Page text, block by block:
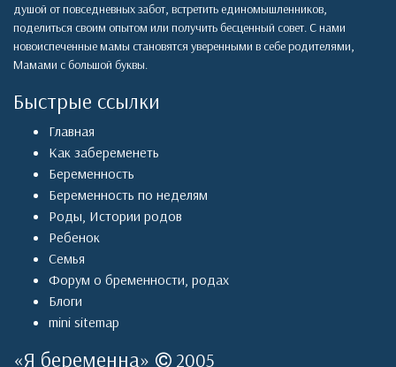
душой от повседневных забот, встретить единомышленников,
поделиться своим опытом или получить бесценный совет. С нами
новоиспеченные мамы становятся уверенными в себе родителями,
Мамами с большой буквы.
Быстрые ссылки
Главная
Как забеременеть
Беременность
Беременность по неделям
Роды, Истории родов
Ребенок
Семья
Форум о бременности, родах
Блоги
mini sitemap
«Я беременна» 2005